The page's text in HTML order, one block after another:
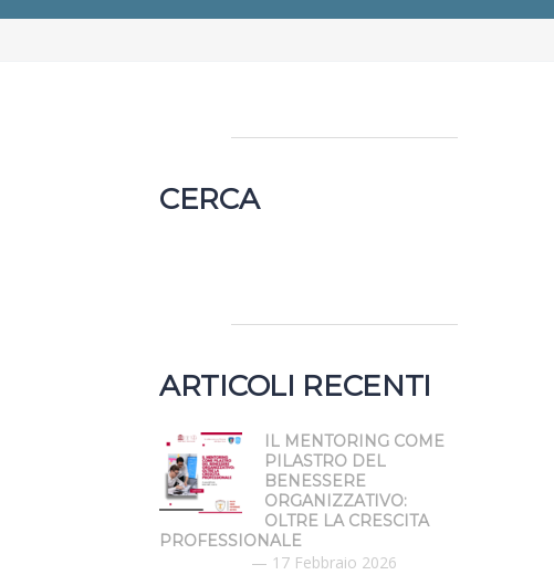
CERCA
ARTICOLI RECENTI
IL MENTORING COME
PILASTRO DEL
BENESSERE
ORGANIZZATIVO:
OLTRE LA CRESCITA
PROFESSIONALE
17 Febbraio 2026